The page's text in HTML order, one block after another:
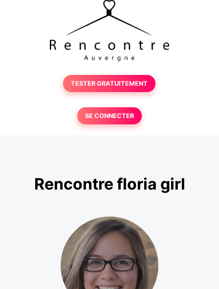
TESTER GRATUITEMENT
SE CONNECTER
Rencontre floria girl